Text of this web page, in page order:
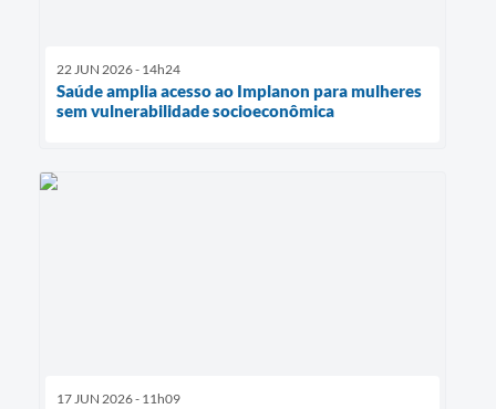
22 JUN 2026 - 14h24
Saúde amplia acesso ao Implanon para mulheres
sem vulnerabilidade socioeconômica
17 JUN 2026 - 11h09